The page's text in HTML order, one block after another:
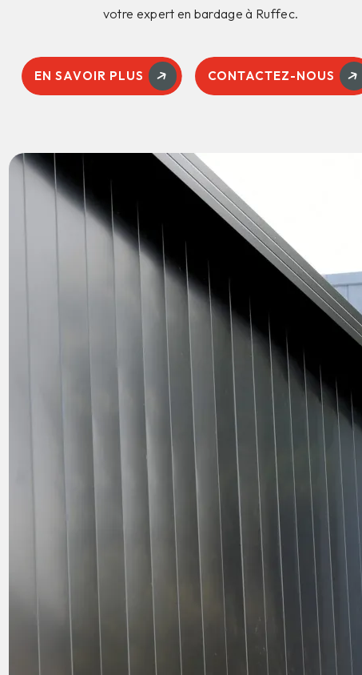
votre expert en bardage à Ruffec.
EN SAVOIR PLUS CONTACTEZ-NOUS